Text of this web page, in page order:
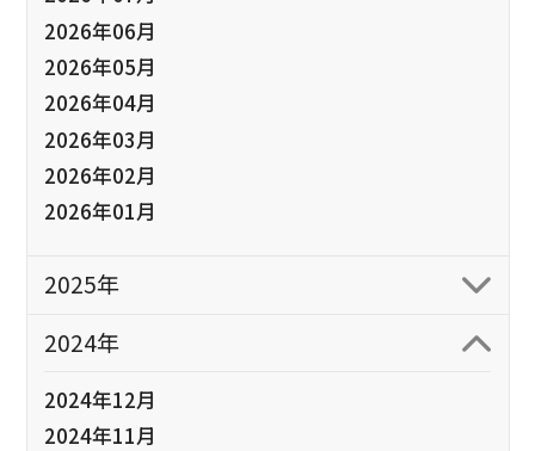
2026年06月
2026年05月
2026年04月
2026年03月
2026年02月
2026年01月
2025年
2024年
2024年12月
2024年11月